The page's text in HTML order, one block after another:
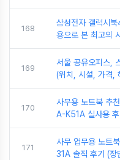
168
삼성전자 갤럭시
용으로 본 최고의
169
서울 공유오피스,
(위치, 시설, 가격,
170
사무용 노트북 추
A-K51A 실사용
171
사무 업무용 노트
31A 솔직 후기 (장